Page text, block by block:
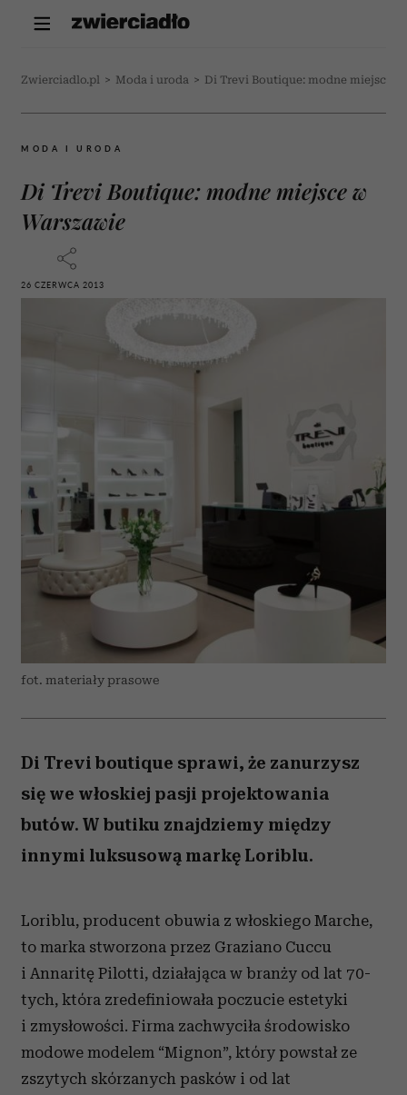
Zwierciadlo.pl > Moda i uroda > Di Trevi Boutique: modne miejsce w
MODA I URODA
Di Trevi Boutique: modne miejsce w
Warszawie
26 CZERWCA 2013
fot. materiały prasowe
Di Trevi boutique sprawi, że zanurzysz
się we włoskiej pasji projektowania
butów. W butiku znajdziemy między
innymi luksusową markę Loriblu.
Loriblu, producent obuwia z włoskiego Marche,
to marka stworzona przez Graziano Cuccu
i Annaritę Pilotti, działająca w branży od lat 70-
tych, która zredefiniowała poczucie estetyki
i zmysłowości. Firma zachwyciła środowisko
modowe modelem “Mignon”, który powstał ze
zszytych skórzanych pasków i od lat